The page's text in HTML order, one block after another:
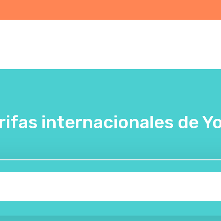
internacionales de